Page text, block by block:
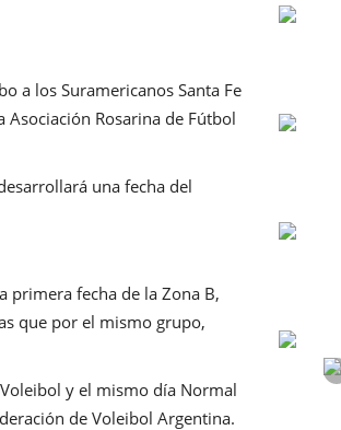
a los Suramericanos Santa Fe
Rosarina de Fútbol
una fecha del
primera fecha de la Zona B,
que por el mismo grupo,
y el mismo día Normal
de Voleibol Argentina.